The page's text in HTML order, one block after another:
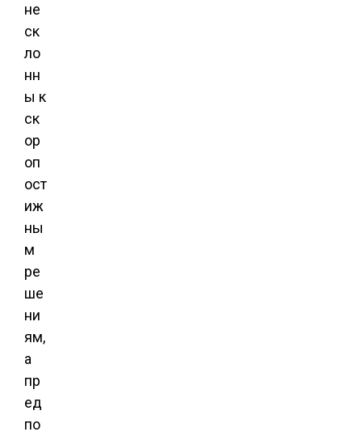
не
ск
ло
нн
ы к
ск
ор
оп
ост
иж
ны
м
ре
ше
ни
ям,
а
пр
ед
по